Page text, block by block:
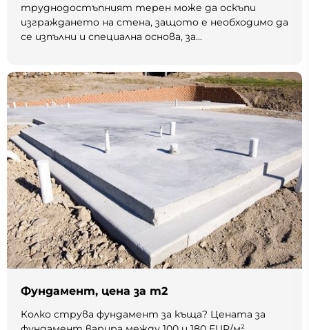
труднодостъпният терен може да оскъпи
изграждането на стена, защото е необходимо да
се изпълни и специална основа, за...
Фундамент, цена за m2
Колко струва фундамент за къща? Цената за